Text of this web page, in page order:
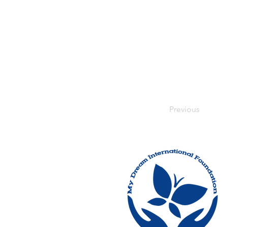
Previous